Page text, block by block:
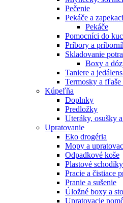
Pečenie
Pekáče a
Pekáče
Pomocníci do
Príbory a
Skladovanie
Boxy a
Taniere a
Termosky a fľaše
Kúpeľňa
Doplnky
Predložky
Uteráky, osušky
Upratovanie
Eko drogéria
Mopy a
Odpadkové koše
Plastové schodíky
Pracie a čistiace
Pranie a sušenie
Úložné boxy a
Upratovacie